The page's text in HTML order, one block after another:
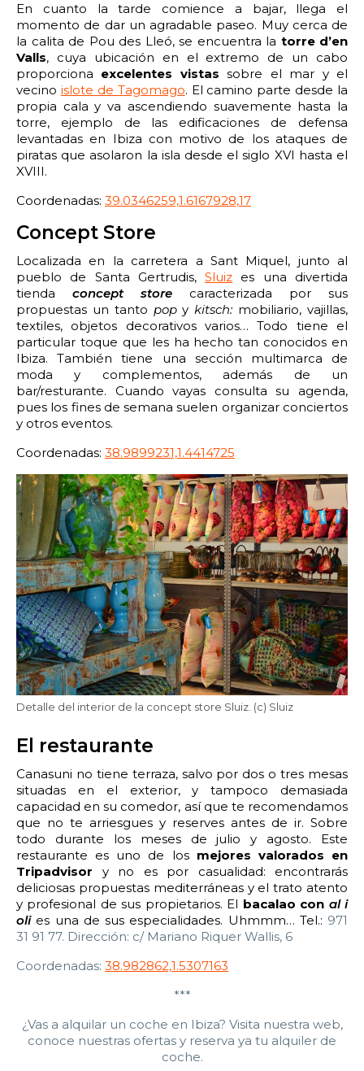
En cuanto la tarde comience a bajar, llega el
momento de dar un agradable paseo. Muy cerca de
la calita de Pou des Lleó, se encuentra la torre d’en
Valls, cuya ubicación en el extremo de un cabo
proporciona excelentes vistas sobre el mar y el
vecino islote de Tagomago. El camino parte desde la
propia cala y va ascendiendo suavemente hasta la
torre, ejemplo de las edificaciones de defensa
levantadas en Ibiza con motivo de los ataques de
piratas que asolaron la isla desde el siglo XVI hasta el
XVIII.
Coordenadas: 39.0346259,1.6167928,17
Concept Store
Localizada en la carretera a Sant Miquel, junto al
pueblo de Santa Gertrudis,Sluiz es una divertida
tienda concept store caracterizada por sus
propuestas un tanto popykitsch: mobiliario, vajillas,
textiles, objetos decorativos varios… Todo tiene el
particular toque que les ha hecho tan conocidos en
Ibiza. También tiene una sección multimarca de
moda y complementos, además de un
bar/resturante. Cuando vayas consulta su agenda,
pues los fines de semana suelen organizar conciertos
y otros eventos.
Coordenadas: 38.9899231,1.4414725
Detalle del interior de la concept store Sluiz. (c) Sluiz
El restaurante
Canasuni no tiene terraza, salvo por dos o tres mesas
situadas en el exterior, y tampoco demasiada
capacidad en su comedor, así que te recomendamos
que no te arriesgues y reserves antes de ir. Sobre
todo durante los meses de julio y agosto. Este
restaurante es uno de los mejores valorados en
Tripadvisor y no es por casualidad: encontrarás
deliciosas propuestas mediterráneas y el trato atento
y profesional de sus propietarios. El bacalao con al i
olies una de sus especialidades. Uhmmm… Tel.: 971
31 91 77. Dirección: c/ Mariano Riquer Wallis, 6
Coordenadas: 38.982862,1.5307163
***
¿Vas a alquilar un coche en Ibiza? Visita nuestra web,
conoce nuestras ofertas y reserva ya tu alquiler de
coche.